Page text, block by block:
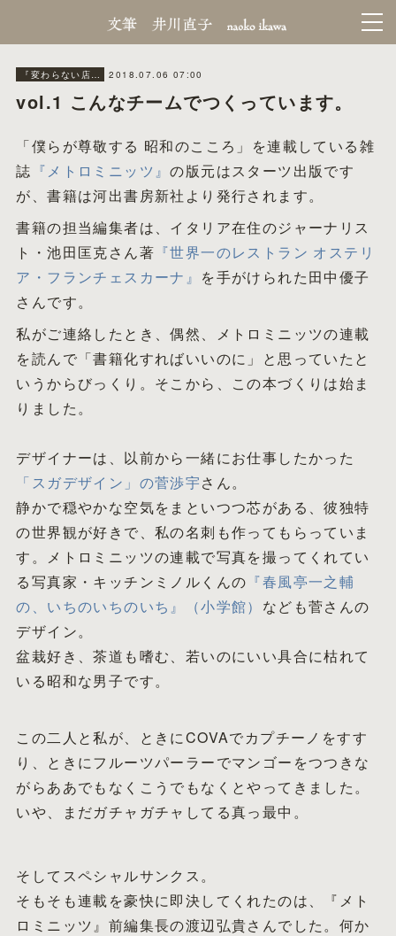
『変わらない店』making 2018.07.06 07:00
vol.1 こんなチームでつくっています。
「僕らが尊敬する 昭和のこころ」を連載している雑
誌 『メトロミニッツ』の版元はスターツ出版です
が、書籍は河出書房新社より発行されます。
書籍の担当編集者は、イタリア在住のジャーナリス
ト・池田匡克さん著 『世界一のレストラン オステリ
ア・フランチェスカーナ』 を手がけられた田中優子
さんです。
私がご連絡したとき、偶然、メトロミニッツの連載
を読んで「書籍化すればいいのに」と思っていたと
いうからびっくり。そこから、この本づくりは始ま
りました。
デザイナーは、以前から一緒にお仕事したかった
「スガデザイン」の菅渉宇さん。
静かで穏やかな空気をまといつつ芯がある、彼独特
の世界観が好きで、私の名刺も作ってもらっていま
す。メトロミニッツの連載で写真を撮ってくれてい
る写真家・キッチンミノルくんの 『春風亭一之輔
の、いちのいちのいち』（小学館） なども菅さんの
デザイン。
盆栽好き、茶道も嗜む、若いのにいい具合に枯れて
いる昭和な男子です。
この二人と私が、ときにCOVAでカプチーノをすす
り、ときにフルーツパーラーでマンゴーをつつきな
がらああでもなくこうでもなくとやってきました。
いや、まだガチャガチャしてる真っ最中。
そしてスペシャルサンクス。
そもそも連載を豪快に即決してくれたのは、『メト
ロミニッツ』前編集長の渡辺弘貴さんでした。何か